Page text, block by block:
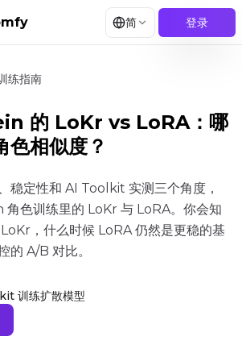
简 登录
练指南
的 LoKr vs LoRA：哪
色相似度？
稳定性和 AI Toolkit 实测三个角度，
角色训练里的 LoKr 与 LoRA。你会知
，什么时候 LoRA 仍然是更稳的基
的 A/B 对比。
训练扩散模型